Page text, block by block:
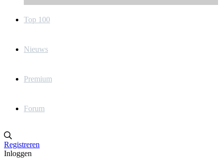
Top 100
Nieuws
Premium
Forum
Registreren
Inloggen